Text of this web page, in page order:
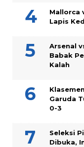
Mallorca
Lapis
Arsenal
Babak
Kalah
Garuda
0-3
Seleksi
Dibuka,